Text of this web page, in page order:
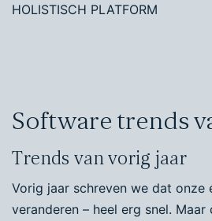
HOLISTISCH PLATFORM
Software trends
Trends van vorig jaar
Vorig jaar schreven we dat onze
veranderen – heel erg snel.